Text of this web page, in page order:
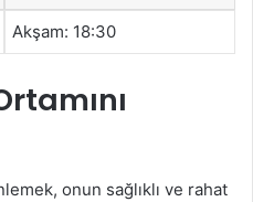
Akşam: 18:30
onun sağlıklı ve rahat